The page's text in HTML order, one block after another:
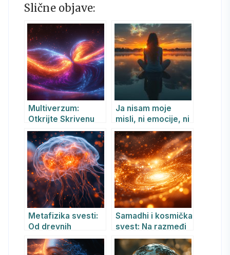
Slične objave:
Multiverzum:
Otkrijte Skrivenu
Stvarnost Kroz
Teoriju Integralnih
Metadimenzija
Ja nisam moje
misli, ni emocije, ni
telo: Filozofski i
duhovni put ka
dubljem
razumevanju
sebstva
Metafizika svesti:
Od drevnih
filozofija do
savremenih
Samadhi i kosmička
svest: Na razmeđi
drevne mudrosti i
savremene nauke